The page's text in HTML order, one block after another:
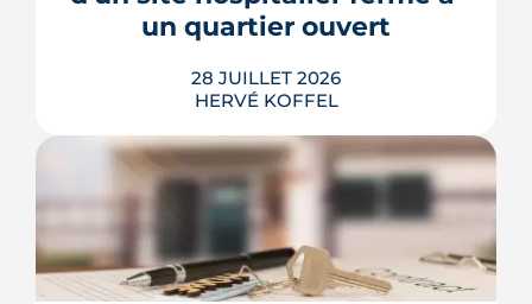
LIRE L'ARTICLE
un quartier ouvert
28 JUILLET 2026
HERVÉ KOFFEL
Longtemps clos derrière les murs de
l'hôpital Guillaume-Régnier, le Bois-
Perrin s'ouvre enfin sur la ville. La